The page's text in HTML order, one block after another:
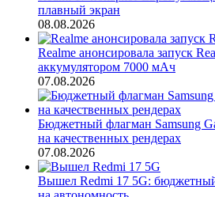
плавный экран
08.08.2026
Realme анонсировала запуск
аккумулятором 7000 мАч
07.08.2026
Бюджетный флагман Samsung
на качественных рендерах
07.08.2026
Вышел Redmi 17 5G: